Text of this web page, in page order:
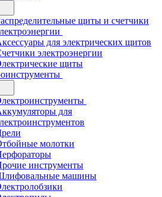
щиты и счетчики
для электрических щитов
электроэнергии
щиты
для
молотки
инструменты
машины